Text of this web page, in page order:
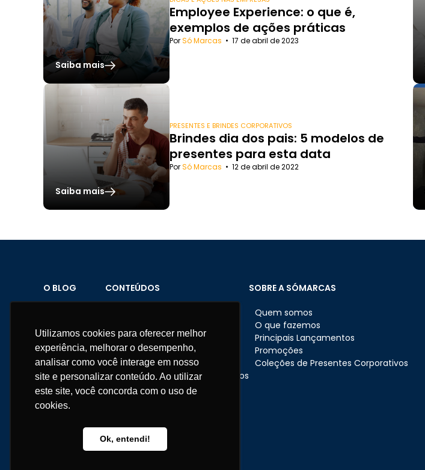
Utilizamos cookies para oferecer melhor
experiência, melhorar o desempenho,
analisar como você interage em nosso
site e personalizar conteúdo. Ao utilizar
este site, você concorda com o uso de
cookies.
Ok, entendi!
Saiba mais
Employee Experience: o que é,
exemplos de ações práticas
PorSó Marcas • 17 de abril de 2023
Saiba mais
PRESENTES E BRINDES CORPORATIVOS
Brindes dia dos pais: 5 modelos de
presentes para esta data
PorSó Marcas • 12 de abril de 2022
O BLOG
Materiais
Fale conosco
CONTEÚDOS
Feriados
Dicas e ações nas empresas
Eventos corporativos
Presentes e brindes corporativos
RH
SOBRE A SÓMARCAS
Quem somos
O que fazemos
Principais Lançamentos
Promoções
Coleções de Presentes Corporativos
WhatsApp:
11 95681-5743
atendimento@somarcas.com.br